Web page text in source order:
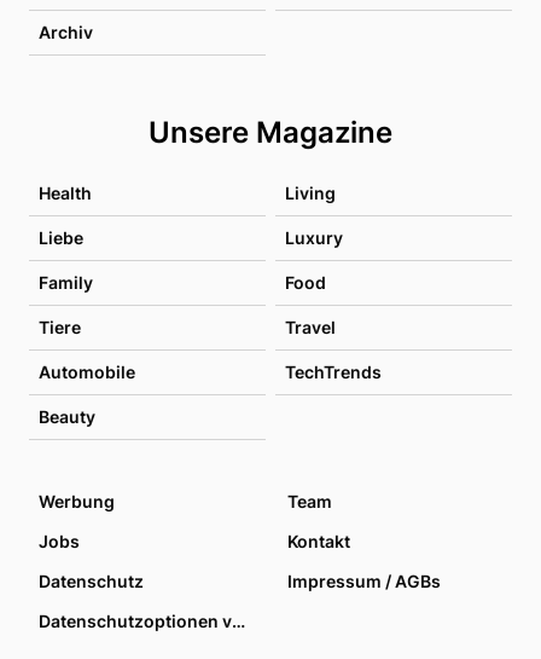
Archiv
Unsere Magazine
Health Living
Liebe Luxury
Family Food
Tiere Travel
Automobile TechTrends
Beauty
Werbung
Team
Jobs
Kontakt
Datenschutz
Impressum / AGBs
Datenschutzoptionen verwalten